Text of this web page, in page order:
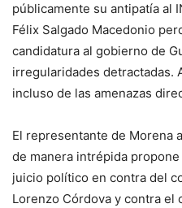
públicamente su antipatía al
Félix Salgado Macedonio
candidatura al gobierno de
irregularidades detractadas.
incluso de las amenazas
El representante de Morena
de manera intrépida
juicio político en contra del
Lorenzo Córdova y contra el